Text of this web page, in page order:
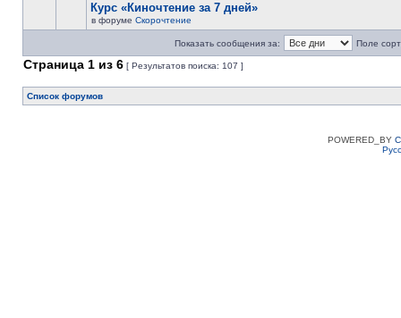
Курс «Киночтение за 7 дней»
в форуме Скорочтение
Показать сообщения за: Поле
Страница 1 из 6 [ Результатов поиска: 107 ]
Список форумов
POWERED_BY